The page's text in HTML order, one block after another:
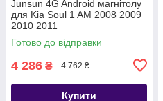
Junsun 4G Android магнітолу
для Kia Soul 1 AM 2008 2009
2010 2011
Готово до відправки
4 286 ₴ 4 762 ₴
Купити